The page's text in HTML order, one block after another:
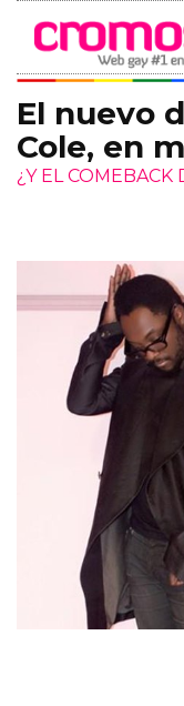
El nuevo
Cole, en
¿Y EL COMEBACK